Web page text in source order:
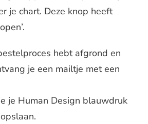
je chart. Deze knop heeft
hebt afgrond en
je een mailtje met een
je Human Design blauwdruk